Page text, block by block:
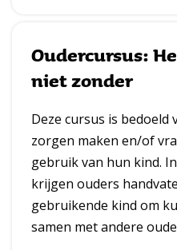
Oudercursus:
niet zonder
Deze cursus is bedoeld
zorgen maken en/of
gebruik van hun kind.
krijgen ouders
gebruikende kind om
samen met andere